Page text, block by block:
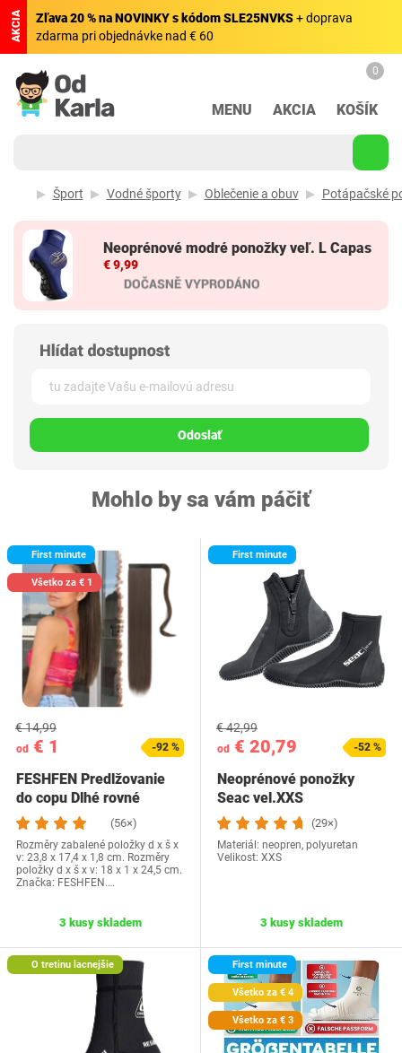
AKCIA Zľava 20 % na NOVINKY s kódom SLE25NVKS+ doprava
zdarma pri objednávke nad € 60
MENU AKCIA
0
KOŠÍK
Šport Vodné športy Oblečenie a obuv Potápačské
Neoprénové modré ponožky veľ. L Capas
€ 9,99
Odoslať
Mohlo by sa vám páčiť
First minute
Všetko za € 1
od € 1
€ 14,99
-92 %
FESHFEN Predlžovanie
do copu Dlhé rovné
príčesky z…
(56×)
Rozměry zabalené položky d x š x
v: 23,8 x 17,4 x 1,8 cm. Rozměry
položky d x š x v: 18 x 1 x 24,5 cm.
Značka: FESHFEN.…
3 kusy skladem
First minute
od € 20,79
€ 42,99
-52 %
Neoprénové ponožky
Seac vel.XXS
(29×)
Materiál: neopren, polyuretan
Velikost: XXS
3 kusy skladem
O tretinu lacnejšie First minute
Všetko za € 4
Všetko za € 3